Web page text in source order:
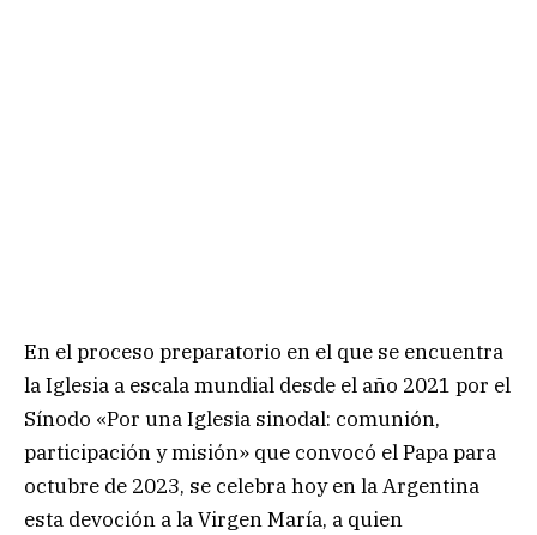
En el proceso preparatorio en el que se encuentra
la Iglesia a escala mundial desde el año 2021 por el
Sínodo «Por una Iglesia sinodal: comunión,
participación y misión» que convocó el Papa para
octubre de 2023, se celebra hoy en la Argentina
esta devoción a la Virgen María, a quien